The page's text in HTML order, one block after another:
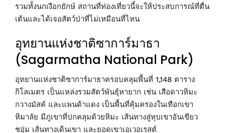
รวมทั้งนกเงือกยักษ์ สถานที่ท่องเที่ยวนี้จะให้ประสบการณ์ที่ตื่น
เต้นและได้เจอสัตว์ป่าที่ไม่เหมือนที่ไหน
อุทยานแห่งชาติซาการ์มาธา
(Sagarmatha National Park)
อุทยานแห่งชาติซาการ์มาธาครอบคลุมพื้นที่ 1,148 ตาราง
กิโลเมตร เป็นแหล่งรวมสัตว์พันธุ์หายาก เช่น เสือดาวหิมะ
กวางมัสค์ และแพนด้าแดง เป็นพื้นที่คุ้มครองในเทือกเขา
หิมาลัย มีภูเขาที่ปกคลุมด้วยหิมะ เส้นทางสู่หุบเขาอันเขียว
ชอุ่ม เส้นทางเดินเขา และยอดเขาเอเวอเรสต์